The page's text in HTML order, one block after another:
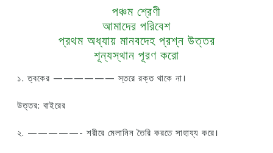
পঞ্চম শ্রেণী
আমাদের পরিবেশ
প্রথম অধ্যায় মানবদেহ প্রশ্ন উত্তর
শূন্যস্থান পূরণ করো
১. ত্বকের —————— স্তরে রক্ত থাকে না।
উত্তর: বাইরের
২. —————- শরীরে মেলানিন তৈরি করতে সাহায্য করে।